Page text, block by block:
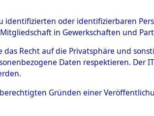
Orten
(84600322)
0062 (84600322)
identifizierten oder identifizierbaren
in Gewerkschaften und
Recht auf die Privatsphäre und
Daten respektieren. Der
Gründen einer